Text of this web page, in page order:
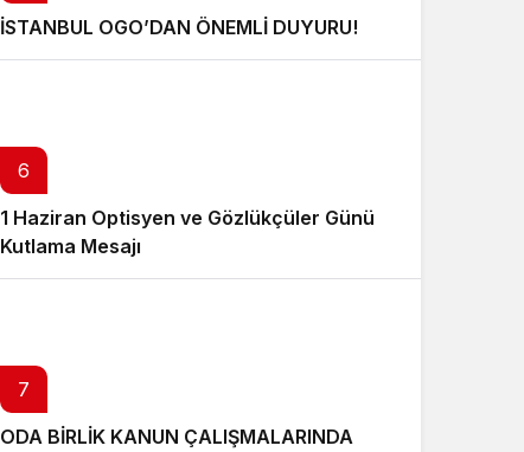
İSTANBUL OGO’DAN ÖNEMLİ DUYURU!
6
1 Haziran Optisyen ve Gözlükçüler Günü
Kutlama Mesajı
7
ODA BİRLİK KANUN ÇALIŞMALARINDA